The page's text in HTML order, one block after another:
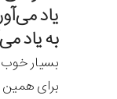
یاد
به یاد
بسیار
برای